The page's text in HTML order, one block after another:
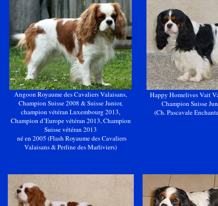
AngoonRoyaume des Cavaliers Valaisans,
Champion Suisse 2008 & Suisse Junior,
champion vétéran Luxembourg 2013,
Champion d’Europe vétéran 2013, Champion
Suisse vétéran 2013
né en 2005 (Flash Royaume des Cavaliers
Valaisans&PerlinedesMarliviers)
Happy HomelivesVait
Champion Suisse
(Ch.Pascavale